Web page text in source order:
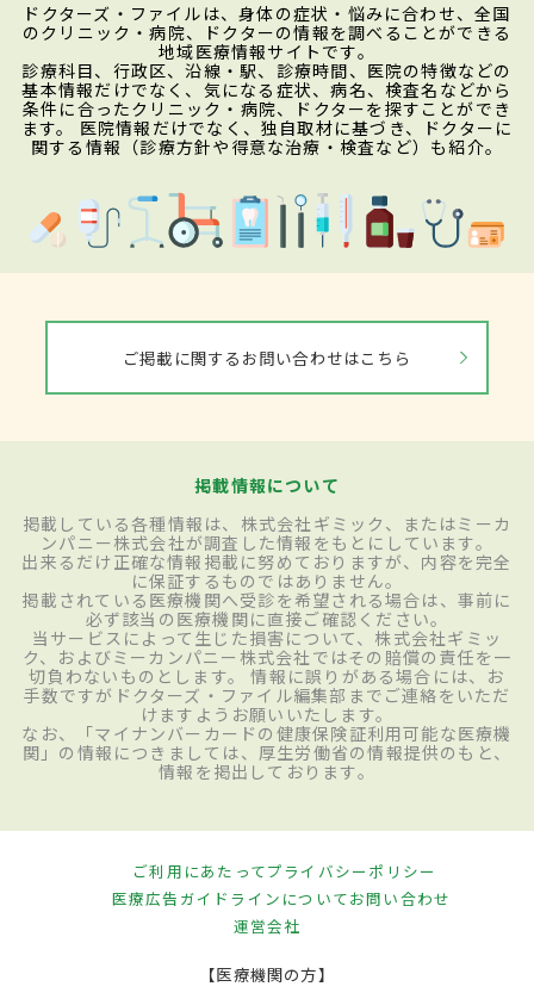
ドクターズ・ファイルは、身体の症状・悩みに合わせ、全国
のクリニック・病院、ドクターの情報を調べることができる
地域医療情報サイトです。
診療科目、行政区、沿線・駅、診療時間、医院の特徴などの
基本情報だけでなく、気になる症状、病名、検査名などから
条件に合ったクリニック・病院、ドクターを探すことができ
ます。 医院情報だけでなく、独自取材に基づき、ドクターに
関する情報（診療方針や得意な治療・検査など）も紹介。
ご掲載に関するお問い合わせはこちら
掲載情報について
掲載している各種情報は、株式会社ギミック、またはミーカ
ンパニー株式会社が調査した情報をもとにしています。
出来るだけ正確な情報掲載に努めておりますが、内容を完全
に保証するものではありません。
掲載されている医療機関へ受診を希望される場合は、事前に
必ず該当の医療機関に直接ご確認ください。
当サービスによって生じた損害について、株式会社ギミッ
ク、およびミーカンパニー株式会社ではその賠償の責任を一
切負わないものとします。 情報に誤りがある場合には、お
手数ですがドクターズ・ファイル編集部までご連絡をいただ
けますようお願いいたします。
なお、「マイナンバーカードの健康保険証利用可能な医療機
関」の情報につきましては、厚生労働省の情報提供のもと、
情報を掲出しております。
ご利用にあたってプライバシーポリシー
医療広告ガイドラインについてお問い合わせ
運営会社
【医療機関の方】